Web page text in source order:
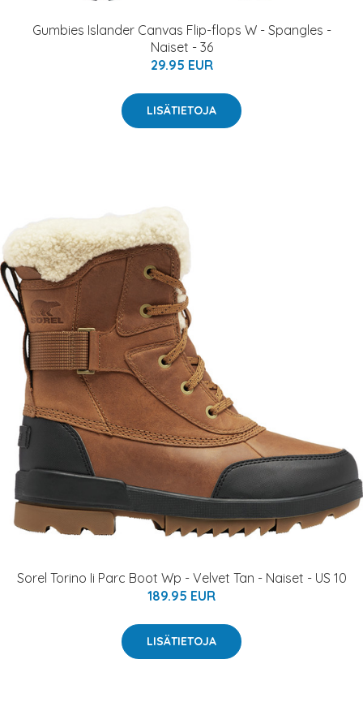
Gumbies Islander Canvas Flip-flops W - Spangles -
Naiset - 36
29.95 EUR
LISÄTIETOJA
Sorel Torino Ii Parc Boot Wp - Velvet Tan - Naiset - US 10
189.95 EUR
LISÄTIETOJA